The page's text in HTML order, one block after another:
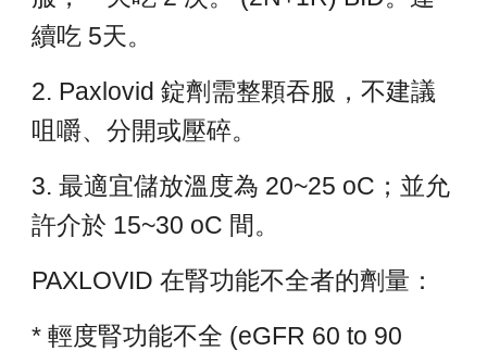
續吃 5天。
2. Paxlovid 錠劑需整顆吞服，不建議
咀嚼、分開或壓碎。
3. 最適宜儲放溫度為 20~25 oC；並允
許介於 15~30 oC 間。
PAXLOVID 在腎功能不全者的劑量：
* 輕度腎功能不全 (eGFR 60 to 90